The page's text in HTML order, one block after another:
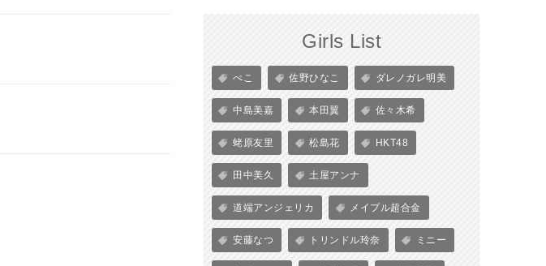
Girls List
ぺこ 佐野ひなこ ダレノガレ明美
中島美嘉 本田翼 佐々木希
蛯原友里 松島花 HKT48
田中美久 土屋アンナ
道端アンジェリカ メイプル超合金
安藤なつ トリンドル玲奈 ミニー